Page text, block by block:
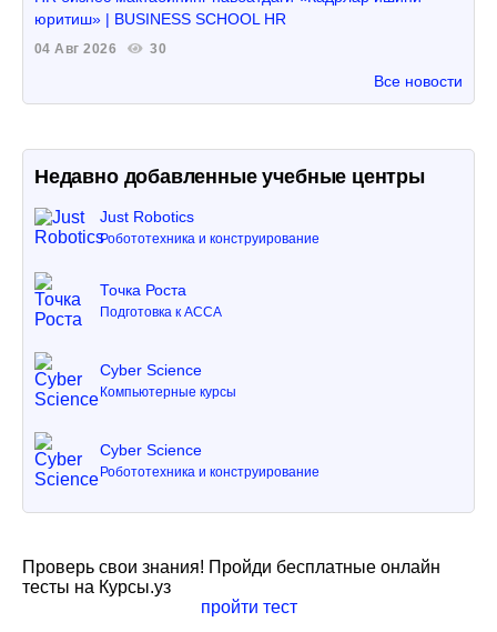
юритиш» | BUSINESS SCHOOL HR
04 Авг 2026 30
Все новости
Недавно добавленные учебные центры
Just Robotics
Робототехника и конструирование
Точка Роста
Подготовка к ACCA
Cyber Science
Компьютерные курсы
Cyber Science
Робототехника и конструирование
Проверь свои знания! Пройди бесплатные онлайн
тесты на Курсы.уз
пройти тест